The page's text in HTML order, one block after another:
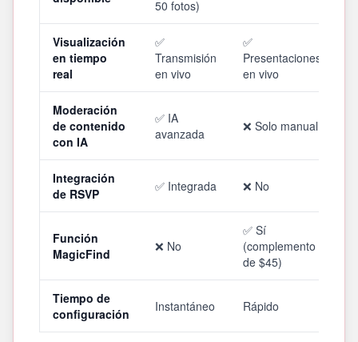
50 fotos)
Visualización
en tiempo
real
✅
Transmisión
en vivo
✅
Presentaciones
en vivo
Moderación
de contenido
con IA
✅ IA
avanzada
❌ Solo manual
Integración
de RSVP
✅ Integrada ❌ No
Función
MagicFind
❌ No
✅ Sí
(complemento
de $45)
Tiempo de
configuración
Instantáneo Rápido